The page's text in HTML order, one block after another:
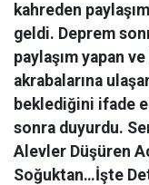
kahreden
geldi. Deprem
paylaşım yapan
akrabalarına
beklediğini ifade
sonra duyurdu.
Alevler Düşüren
Soğuktan…İşte